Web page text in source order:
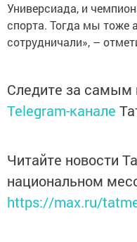
Универсиада, и
спорта. Тогда мы тоже
сотрудничали», –
Следите за
Telegram-канале
Читайте новости
национальном
https://max.ru/